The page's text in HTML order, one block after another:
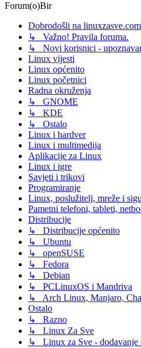
Forum(o)Bir
Dobrodošli na
↳ Važno! Pravila foruma.
↳ Novi korisnici -
Linux vijesti
Linux općenito
Linux početnici
Radna okruženja
↳ GNOME
↳ KDE
↳ Ostalo
Linux i hardver
Linux i multimedija
Aplikacije za Linux
Linux i igre
Savjeti i trikovi
Programiranje
Linux, poslužitelj, mreže i
Pametni telefoni, tableti,
Distribucije
↳ Distribucije općenito
↳ Ubuntu
↳ openSUSE
↳ Fedora
↳ Debian
↳ PCLinuxOS i Mandriva
↳ Arch Linux, Manjaro,
Ostalo
↳ Razno
↳ Linux Za Sve
↳ Linux za Sve - dodavanje